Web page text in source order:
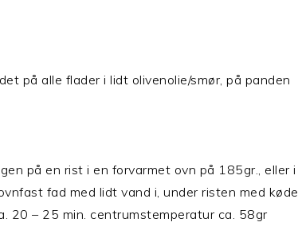
på alle flader i lidt olivenolie/smør, på panden
på en rist i en forvarmet ovn på 185gr., eller
fad med lidt vand i, under risten med
20 – 25 min. centrumstemperatur ca. 58gr